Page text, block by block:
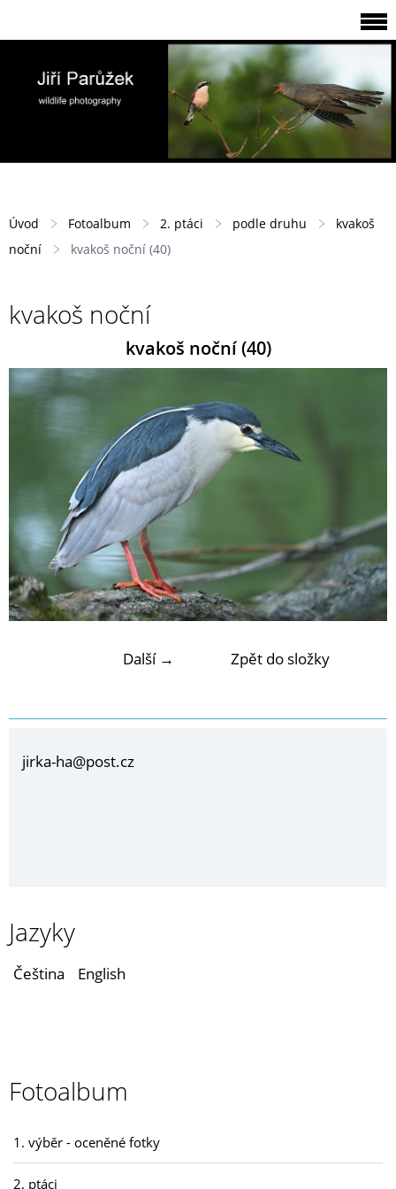
Úvod Fotoalbum 2. ptáci podle druhu
kvakoš
noční
kvakoš noční (40)
kvakoš noční
kvakoš noční (40)
Další → Zpět do složky
jirka-ha@post.cz
Jazyky
Čeština English
Fotoalbum
1. výběr - oceněné fotky
2. ptáci